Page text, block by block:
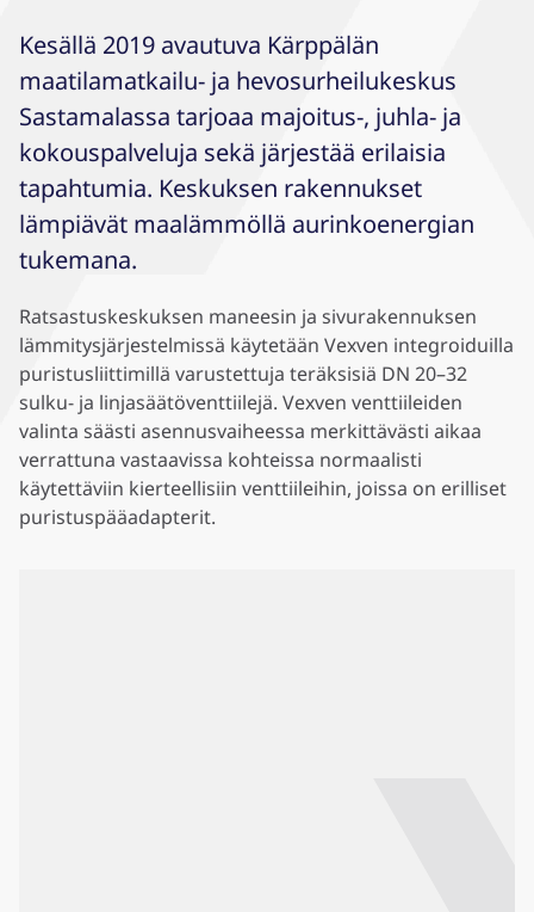
Kesällä 2019 avautuva Kärppälän
maatilamatkailu- ja hevosurheilukeskus
Sastamalassa tarjoaa majoitus-, juhla- ja
kokouspalveluja sekä järjestää erilaisia
tapahtumia. Keskuksen rakennukset
lämpiävät maalämmöllä aurinkoenergian
tukemana.
Ratsastuskeskuksen maneesin ja sivurakennuksen
lämmitysjärjestelmissä käytetään Vexven integroiduilla
puristusliittimillä varustettuja teräksisiä DN 20–32
sulku- ja linjasäätöventtiilejä. Vexven venttiileiden
valinta säästi asennusvaiheessa merkittävästi aikaa
verrattuna vastaavissa kohteissa normaalisti
käytettäviin kierteellisiin venttiileihin, joissa on erilliset
puristuspääadapterit.